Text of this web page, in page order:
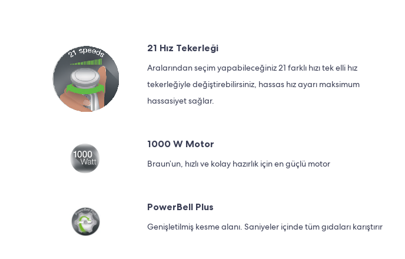
21 Hız Tekerleği
Aralarından seçim yapabileceğiniz 21 farklı hızı tek elli hız
tekerleğiyle değiştirebilirsiniz, hassas hız ayarı maksimum
hassasiyet sağlar.
1000 W Motor
Braun’un, hızlı ve kolay hazırlık için en güçlü motor
PowerBell Plus
Genişletilmiş kesme alanı. Saniyeler içinde tüm gıdaları karıştırır